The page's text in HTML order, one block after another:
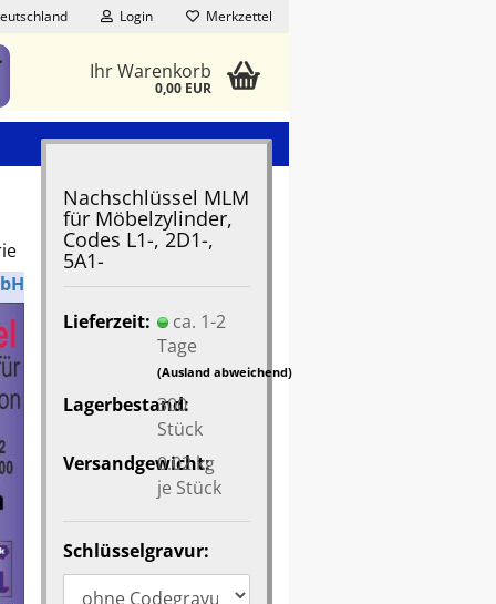
Login Merkzettel
Ihr Warenkorb
0,00 EUR
Nachschlüssel MLM
für Möbelzylinder,
Codes L1-, 2D1-,
5A1-
Lieferzeit:
ca. 1-2
Tage
(Ausland abweichend)
Lagerbestand:
300
Stück
Versandgewicht:
0.02kg
je Stück
Schlüsselgravur: